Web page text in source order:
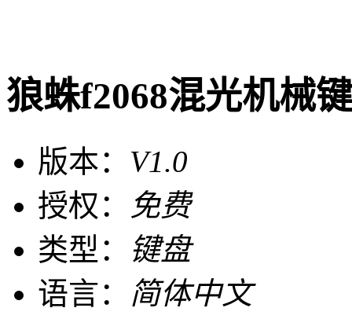
狼蛛f2068混光机械
版本： V1.0
授权：
免费
类型： 键盘
语言： 简体中文